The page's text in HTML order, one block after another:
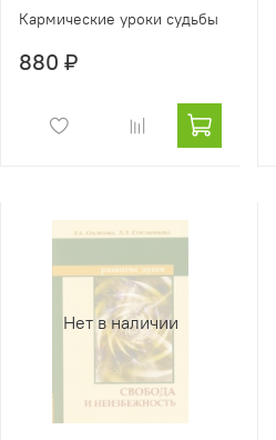
Кармические уроки судьбы
880 ₽
Нет в наличии